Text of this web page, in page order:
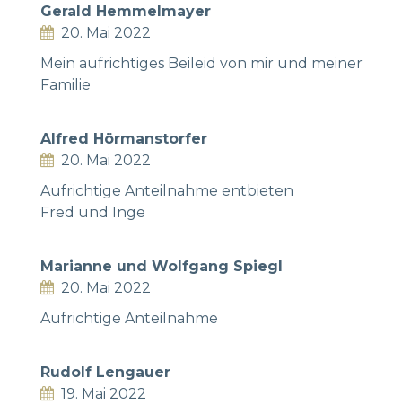
Gerald Hemmelmayer
20. Mai 2022
Mein aufrichtiges Beileid von mir und meiner
Familie
Alfred Hörmanstorfer
20. Mai 2022
Aufrichtige Anteilnahme entbieten
Fred und Inge
Marianne und Wolfgang Spiegl
20. Mai 2022
Aufrichtige Anteilnahme
Rudolf Lengauer
19. Mai 2022